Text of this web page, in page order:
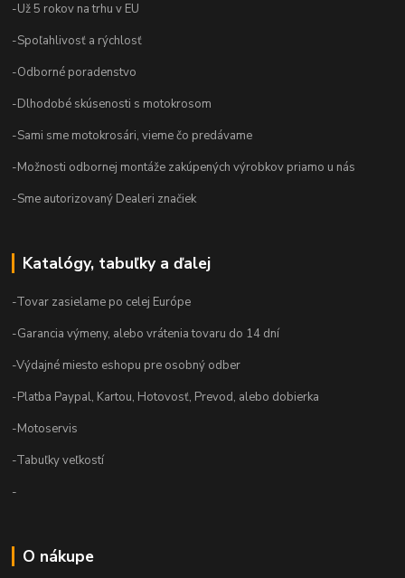
-Už 5 rokov na trhu v EU
-Spoľahlivosť a rýchlosť
-Odborné poradenstvo
-Dlhodobé skúsenosti s motokrosom
-Sami sme motokrosári, vieme čo predávame
-Možnosti odbornej montáže zakúpených výrobkov priamo u nás
-Sme autorizovaný Dealeri značiek
Katalógy, tabuľky a ďalej
-Tovar zasielame po celej Európe
-Garancia výmeny, alebo vrátenia tovaru do 14 dní
-Výdajné miesto eshopu pre osobný odber
-Platba Paypal, Kartou, Hotovosť, Prevod, alebo dobierka
-Motoservis
-Tabuľky veľkostí
-
O nákupe